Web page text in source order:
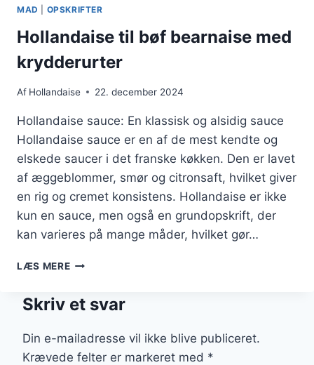
MAD OPSKRIFTER
Hollandaise til bøf bearnaise med
krydderurter
Af Hollandaise 22. december 2024
Hollandaise sauce: En klassisk og alsidig sauce
Hollandaise sauce er en af de mest kendte og
elskede saucer i det franske køkken. Den er lavet
af æggeblommer, smør og citronsaft, hvilket giver
en rig og cremet konsistens. Hollandaise er ikke
kun en sauce, men også en grundopskrift, der
kan varieres på mange måder, hvilket gør…
LÆS MEREHOLLANDAISE
BEARNAISE
KRYDDERURTER
Skriv et svar
Din e-mailadresse vil ikke blive publiceret.
Krævede felter er markeret med *